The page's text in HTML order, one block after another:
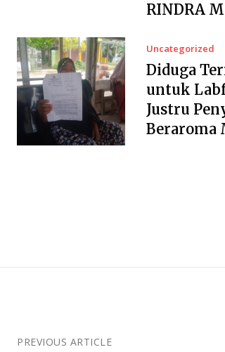
RINDRA
Uncategorized
Diduga
untuk
Justru
Beraroma
PREVIOUS ARTICLE